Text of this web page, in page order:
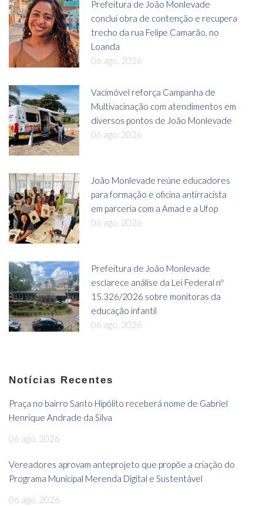
Prefeitura de João Monlevade
conclui obra de contenção e recupera
trecho da rua Felipe Camarão, no
Loanda
06 ago, 2026
Vacimóvel reforça Campanha de
Multivacinação com atendimentos em
diversos pontos de João Monlevade
06 ago, 2026
João Monlevade reúne educadores
para formação e oficina antirracista
em parceria com a Amad e a Ufop
06 ago, 2026
Prefeitura de João Monlevade
esclarece análise da Lei Federal nº
15.326/2026 sobre monitoras da
educação infantil
06 ago, 2026
Notícias Recentes
Praça no bairro Santo Hipólito receberá nome de Gabriel
Henrique Andrade da Silva
06 ago, 2026
Vereadores aprovam anteprojeto que propõe a criação do
Programa Municipal Merenda Digital e Sustentável
06 ago, 2026